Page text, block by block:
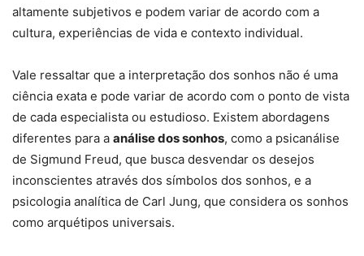
altamente subjetivos e podem variar de acordo com a
cultura, experiências de vida e contexto individual.
Vale ressaltar que a interpretação dos sonhos não é uma
ciência exata e pode variar de acordo com o ponto de vista
de cada especialista ou estudioso. Existem abordagens
diferentes para a análise dos sonhos, como a psicanálise
de Sigmund Freud, que busca desvendar os desejos
inconscientes através dos símbolos dos sonhos, e a
psicologia analítica de Carl Jung, que considera os sonhos
como arquétipos universais.